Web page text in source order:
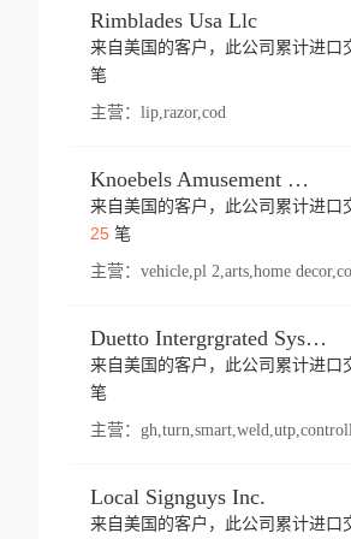
Rimblades Usa Llc
来自美国的客户，此公司累计进口
笔
主营： lip,razor,cod
Knoebels Amusement Resort
来自美国的客户，此公司累计进口
25笔
主营：
Duetto Intergrgrated Systems Inc.
来自美国的客户，此公司累计进口
笔
主营：
Local Signguys Inc.
来自美国的客户，此公司累计进口